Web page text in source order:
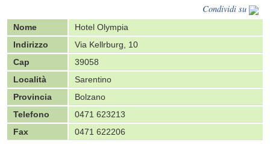
Condividi su
Nome
Hotel Olympia
Indirizzo
Via Kellrburg, 10
Cap
39058
Località
Sarentino
Provincia
Bolzano
Telefono
0471 623213
Fax
0471 622206